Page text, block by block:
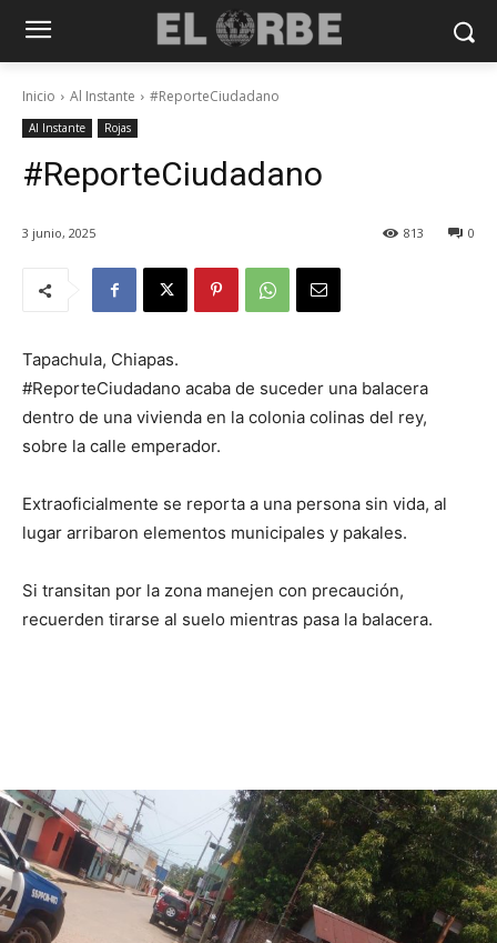
Inicio Al Instante #ReporteCiudadano
Al Instante Rojas
#ReporteCiudadano
3 junio, 2025 0
813
Tapachula, Chiapas.
#ReporteCiudadano acaba de suceder una balacera
dentro de una vivienda en la colonia colinas del rey,
sobre la calle emperador.
Extraoficialmente se reporta a una persona sin vida, al
lugar arribaron elementos municipales y pakales.
Si transitan por la zona manejen con precaución,
recuerden tirarse al suelo mientras pasa la balacera.